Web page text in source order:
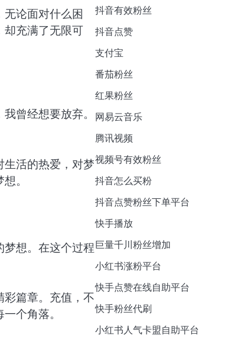
论面对什么困
却充满了无限可
曾经想要放弃。
活的热爱，对梦
。
想。在这个过程
篇章。充值，不
个角落。
抖音有效粉丝
抖音点赞
支付宝
番茄粉丝
红果粉丝
网易云音乐
腾讯视频
视频号有效粉丝
抖音怎么买粉
抖音点赞粉丝下单平台
快手播放
巨量千川粉丝增加
小红书涨粉平台
快手点赞在线自助平台
快手粉丝代刷
小红书人气卡盟自助平台